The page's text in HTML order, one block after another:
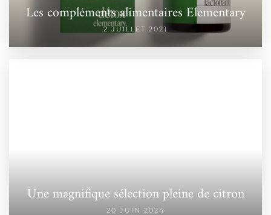
Les compléments alimentaires Elementary
2 JUILLET 2021
Une magnifique sélection pleine de citron
20 JUIN 2024